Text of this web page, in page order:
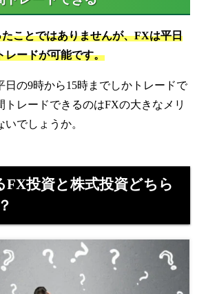
ことではありませんが、FXは平日
レードが可能です。
日の9時から15時までしかトレードで
トレードできるのはFXの大きなメリ
でしょうか。
FX投資と株式投資どちら